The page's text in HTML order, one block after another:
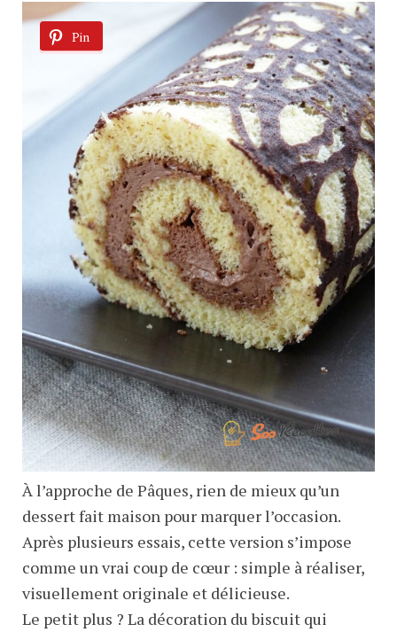
Pin
À l’approche de Pâques, rien de mieux qu’un
dessert fait maison pour marquer l’occasion.
Après plusieurs essais, cette version s’impose
comme un vrai coup de cœur : simple à réaliser,
visuellement originale et délicieuse.
Le petit plus ? La décoration du biscuit qui